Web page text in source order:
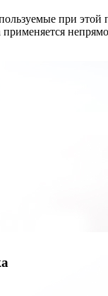
при этой
применяется